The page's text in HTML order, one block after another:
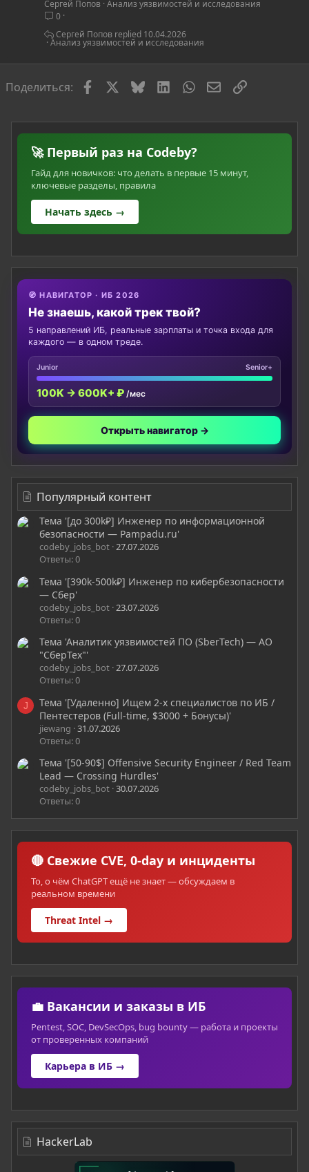
Сергей Попов Анализ уязвимостей и исследования
0
Анализ уязвимостей и исследования
10.04.2026
Сергей Попов
Поделиться: FacebookBlueskyLinkedInWhatsAppЭлектронная
Ссылка
🚀 Первый раз на Codeby?
Гайд для новичков: что делать в первые 15 минут,
ключевые разделы, правила
Начать здесь →
🧭 НАВИГАТОР · ИБ 2026
Не знаешь, какой трек твой?
5 направлений ИБ, реальные зарплаты и точка входа для
каждого — в одном треде.
Junior Senior+
100K → 600K+ ₽ /мес
Открыть навигатор →
Популярный контент
Тема '[до 300k₽] Инженер по информационной
безопасности — Pampadu.ru'
codeby_jobs_bot 27.07.2026
Ответы: 0
Тема '[390k-500k₽] Инженер по кибербезопасности
— Сбер'
codeby_jobs_bot 23.07.2026
Ответы: 0
Тема 'Аналитик уязвимостей ПО (SberTech) — АО
"СберТех"'
codeby_jobs_bot 27.07.2026
Ответы: 0
J
Тема '[Удаленно] Ищем 2-х специалистов по ИБ /
Пентестеров (Full-time, $3000 + Бонусы)'
jiewang 31.07.2026
Ответы: 0
Тема '[50-90$] Offensive Security Engineer / Red Team
Lead — Crossing Hurdles'
codeby_jobs_bot 30.07.2026
Ответы: 0
🔴 Свежие CVE, 0-day и инциденты
То, о чём ChatGPT ещё не знает — обсуждаем в
реальном времени
Threat Intel →
💼 Вакансии и заказы в ИБ
Pentest, SOC, DevSecOps, bug bounty — работа и проекты
от проверенных компаний
Карьера в ИБ →
HackerLab